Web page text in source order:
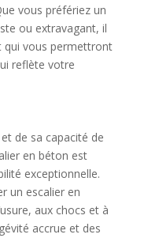
vous préfériez un
ou extravagant, il
qui vous permettront
reflète votre
de sa capacité de
en béton est
exceptionnelle.
un escalier en
aux chocs et à
accrue et des